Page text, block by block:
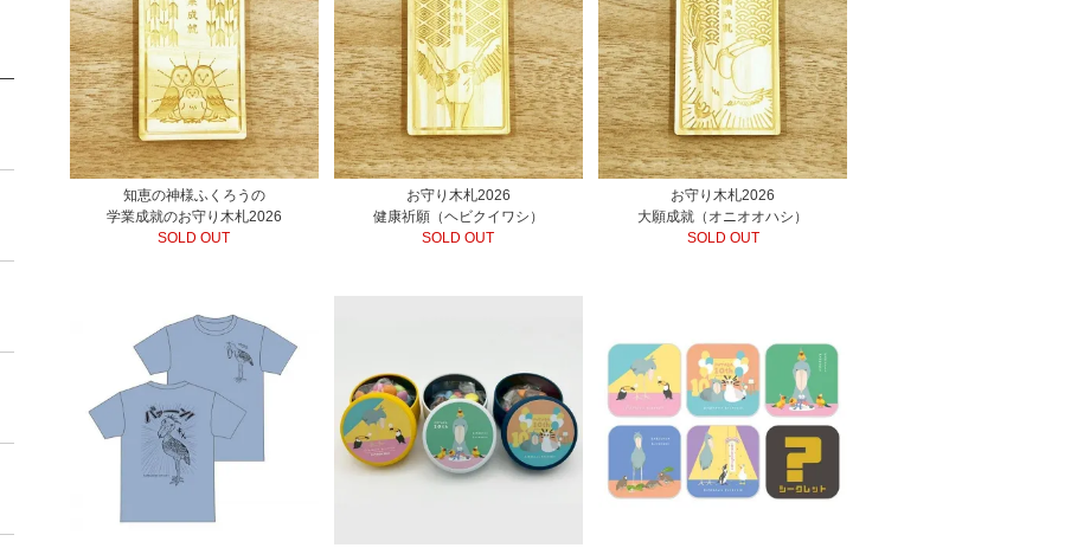
知恵の神様ふくろうの
学業成就のお守り木札2026
SOLD OUT
お守り木札2026
健康祈願（ヘビクイワシ）
SOLD OUT
お守り木札2026
大願成就（オニオオハシ）
SOLD OUT